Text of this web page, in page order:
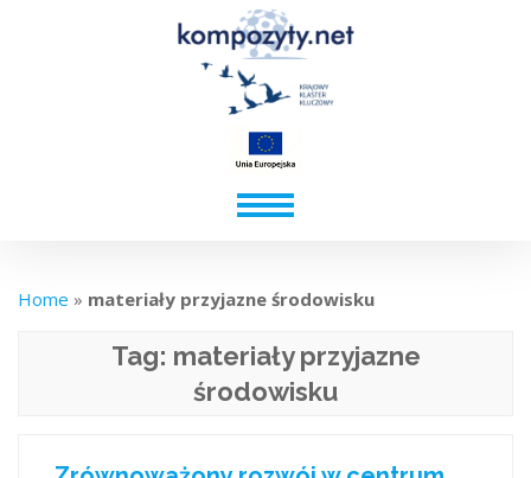
Home » materiały przyjazne środowisku
Tag: materiały przyjazne
środowisku